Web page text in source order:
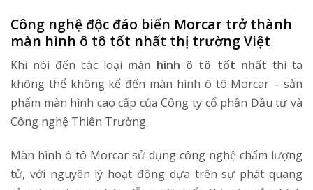
Công nghệ độc đáo biến Morcar trở thành
màn hình ô tô tốt nhất thị trường Việt
Khi nói đến các loại màn hình ô tô tốt nhất thì ta
không thể không kể đến màn hình ô tô Morcar – sản
phẩm màn hình cao cấp của Công ty cổ phần Đầu tư và
Công nghệ Thiên Trường.
Màn hình ô tô Morcar sử dụng công nghệ chấm lượng
tử, với nguyên lý hoạt động dựa trên sự phát quang